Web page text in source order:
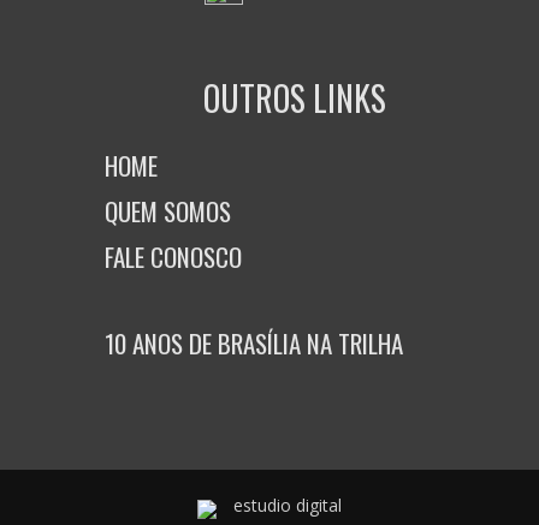
OUTROS LINKS
HOME
QUEM SOMOS
FALE CONOSCO
10 ANOS DE BRASÍLIA NA TRILHA
estudio digital